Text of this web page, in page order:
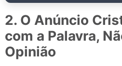
2. O Anúncio
com a Palavra,
Opinião